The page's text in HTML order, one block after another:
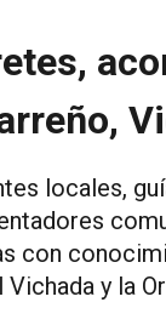
locales,
con
y la